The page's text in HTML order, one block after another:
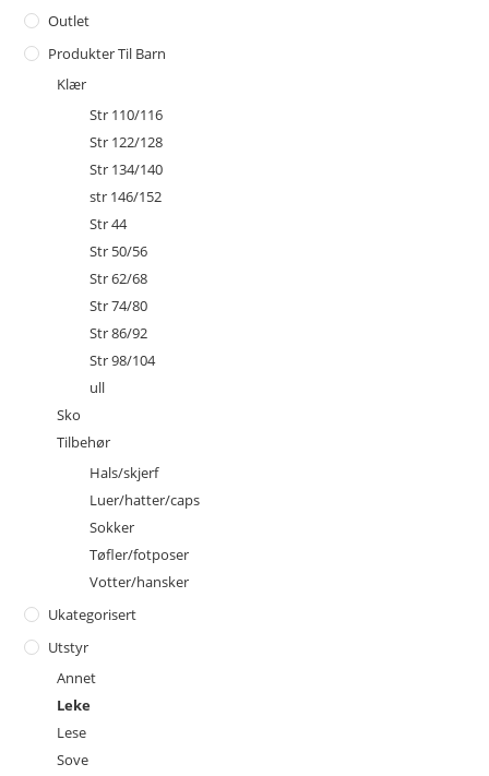
Outlet
Produkter Til Barn
Klær
Str 110/116
Str 122/128
Str 134/140
str 146/152
Str 44
Str 50/56
Str 62/68
Str 74/80
Str 86/92
Str 98/104
ull
Sko
Tilbehør
Hals/skjerf
Luer/hatter/caps
Sokker
Tøfler/fotposer
Votter/hansker
Ukategorisert
Utstyr
Annet
Leke
Lese
Sove